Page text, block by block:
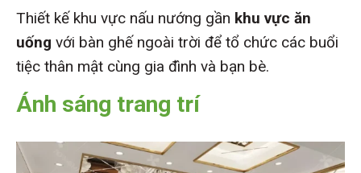
Thiết kế khu vực nấu nướng gần khu vực ăn
uống với bàn ghế ngoài trời để tổ chức các buổi
tiệc thân mật cùng gia đình và bạn bè.
Ánh sáng trang trí